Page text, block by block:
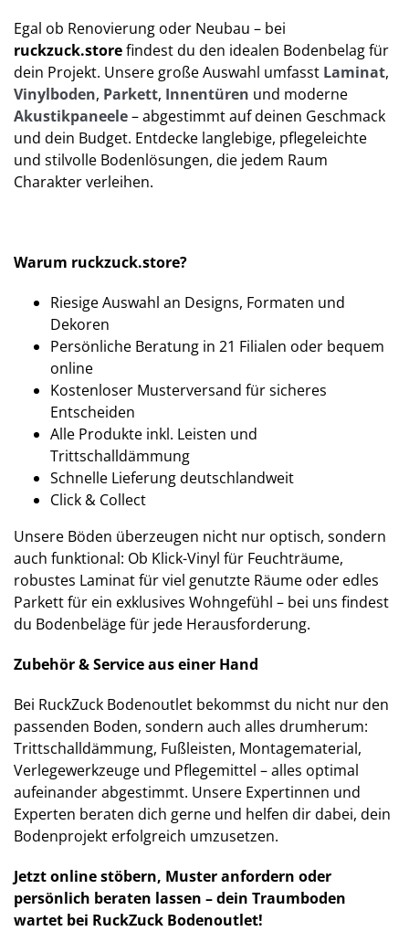
Egal ob Renovierung oder Neubau – bei
ruckzuck.storefindestdu den idealen Bodenbelagfür
dein Projekt. UnseregroßeAuswahl umfasst Laminat,
Vinylboden, Parkett, Innentüren und moderne
Akustikpaneele–abgestimmtaufdeinen Geschmack
und dein Budget. Entdecke langlebige, pflegeleichte
und stilvolle Bodenlösungen, die jedem Raum
Charakterverleihen.
Warum ruckzuck.store?
Riesige Auswahl an Designs, Formaten und
Dekoren
Persönliche Beratung in 21 Filialen oder bequem
online
Kostenloser Musterversand für sicheres
Entscheiden
Alle Produkte inkl. Leisten und
Trittschalldämmung
Schnelle Lieferung deutschlandweit
Click & Collect
Unsere Böden überzeugen nicht nur optisch, sondern
auch funktional: Ob Klick-Vinyl für Feuchträume,
robustes Laminat für viel genutzte Räume oder edles
Parkett für ein exklusives Wohngefühl – bei uns findest
du Bodenbeläge für jede Herausforderung.
Zubehör & Service aus einer Hand
Bei RuckZuck Bodenoutlet bekommst du nicht nur den
passenden Boden, sondern auch alles drumherum:
Trittschalldämmung, Fußleisten, Montagematerial,
Verlegewerkzeuge und Pflegemittel – alles optimal
aufeinander abgestimmt. Unsere Expertinnen und
Experten beraten dich gerne und helfen dir dabei, dein
Bodenprojekt erfolgreich umzusetzen.
Jetzt online stöbern, Muster anfordern oder
persönlich beraten lassen – dein Traumboden
wartet bei RuckZuck Bodenoutlet!